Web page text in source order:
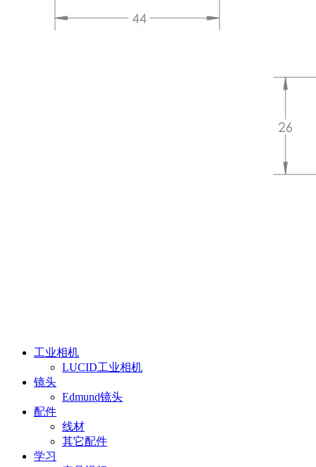
工业相机
LUCID工业相机
镜头
Edmund镜头
配件
线材
其它配件
学习